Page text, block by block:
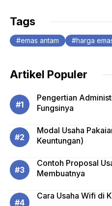
Tags
emas antam harga
Artikel Populer
Pengertian
Fungsinya
Modal Usaha
Keuntungan)
Contoh Proposal
Membuatnya
Cara Usaha Wifi di